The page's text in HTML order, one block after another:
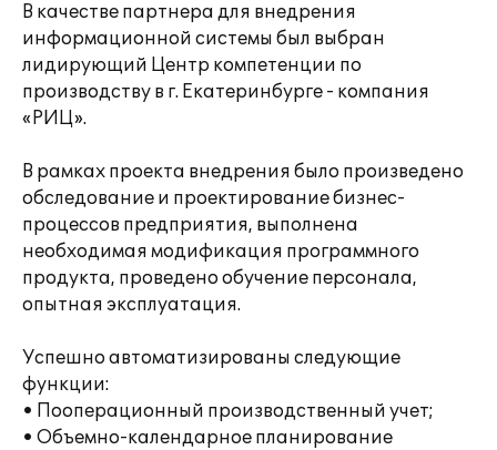
В качестве партнера для внедрения
информационной системы был выбран
лидирующий Центр компетенции по
производству в г. Екатеринбурге - компания
«РИЦ».
В рамках проекта внедрения было произведено
обследование и проектирование бизнес-
процессов предприятия, выполнена
необходимая модификация программного
продукта, проведено обучение персонала,
опытная эксплуатация.
Успешно автоматизированы следующие
функции:
• Пооперационный производственный учет;
• Объемно-календарное планирование